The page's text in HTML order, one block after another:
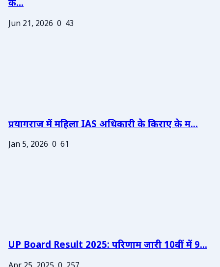
के...
Jun 21, 2026 0 43
प्रयागराज में महिला IAS अधिकारी के किराए के म...
Jan 5, 2026 0 61
UP Board Result 2025: परिणाम जारी 10वीं में 9...